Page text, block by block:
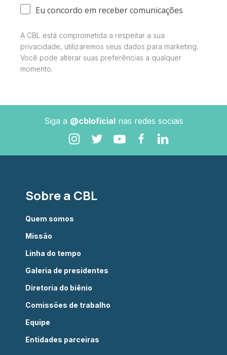
Eu concordo em receber comunicações
A CBL está comprometida a respeitar a sua
privacidade, utilizaremos seus dados para marketing.
Você pode alterar suas preferências a qualquer
momento.
Siga a @cbloficialnas redes sociais
Sobre a CBL
Quem somos
Missão
Linha do tempo
Galeria de presidentes
Diretoria do biênio
Comissões de trabalho
Equipe
Entidades parceiras